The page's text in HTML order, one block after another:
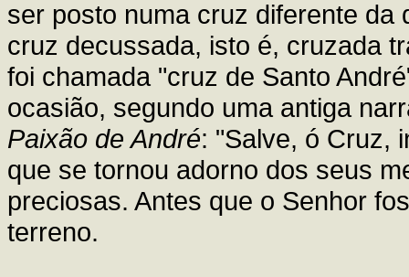
ser posto numa cruz diferente
cruz decussada, isto é, cruzada
foi chamada "cruz de Santo
ocasião, segundo uma antiga
Paixão de André: "Salve, ó Cruz,
que se tornou adorno dos seus
preciosas. Antes que o Senhor
terreno.